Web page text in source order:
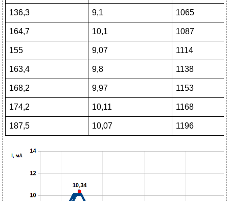
136,3 9,1 1065
164,7 10,1 1087
155 9,07 1114
163,4 9,8 1138
168,2 9,97 1153
174,2 10,11 1168
187,5 10,07 1196